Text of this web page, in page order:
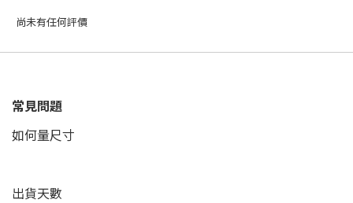
尚未有任何評價
常見問題
如何量尺寸
出貨天數